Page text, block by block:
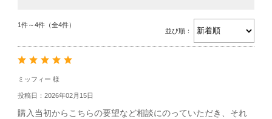
1件～4件（全4件）
並び順：
ミッフィー 様
投稿日：2026年02月15日
購入当初からこちらの要望など相談にのっていただき、それ